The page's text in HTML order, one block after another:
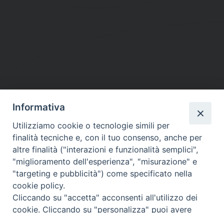
DIOCESI SUBURBICARIA DI ALBANO
Contatti:Tel.: 06.93268401 - Fax.: 06.9323844
E-mail:curia@diocesidialbano.it
Orari: dal Lunedì al Venerdì Ore: 9:00 - 13:00
Lunedì, Mercoledì e Venerdì, Ore 9:30 - 12:30
Informativa
Utilizziamo cookie o tecnologie simili per
finalità tecniche e, con il tuo consenso, anche per
altre finalità ("interazioni e funzionalità semplici",
"miglioramento dell'esperienza", "misurazione" e
"targeting e pubblicità") come specificato nella
cookie policy.
Cliccando su "accetta" acconsenti all'utilizzo dei
cookie. Cliccando su "personalizza" puoi avere